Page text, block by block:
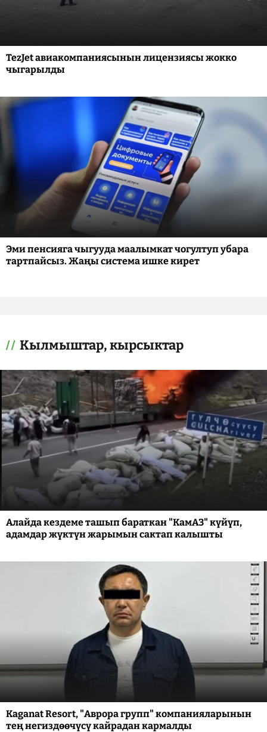
TezJet авиакомпаниясынын лицензиясы жокко
чыгарылды
Эми пенсияга чыгууда маалымкат чогултуп убара
тартпайсыз. Жаңы система ишке кирет
Кылмыштар, кырсыктар
Алайда кездеме ташып бараткан "КамАЗ" күйүп,
адамдар жүктүн жарымын сактап калышты
Kaganat Resort, "Аврора групп" компанияларынын
тең негиздөөчүсү кайрадан кармалды